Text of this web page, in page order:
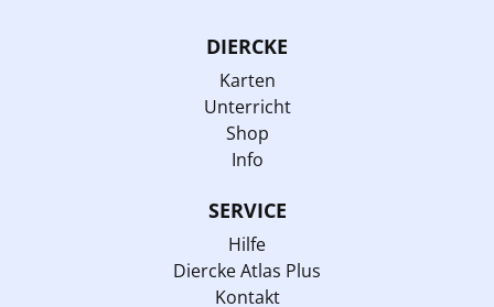
DIERCKE
Karten
Unterricht
Shop
Info
SERVICE
Hilfe
Diercke Atlas Plus
Kontakt